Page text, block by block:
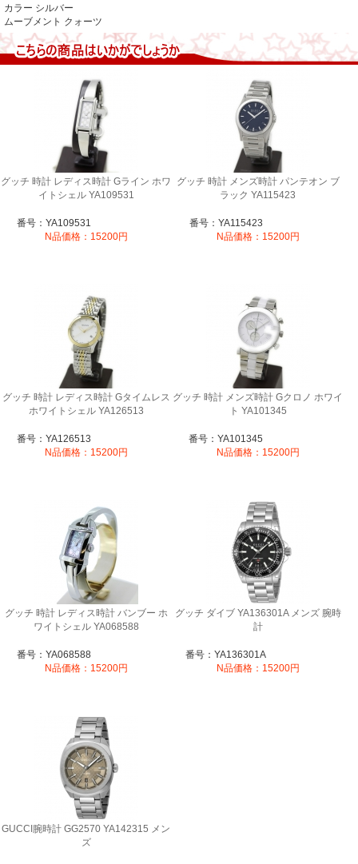
カラー シルバー
ムーブメント クォーツ
グッチ 時計 レディス時計 Gライン ホワ
イトシェル YA109531
番号：YA109531
N品価格：15200円
グッチ 時計 メンズ時計 パンテオン ブ
ラック YA115423
番号：YA115423
N品価格：15200円
グッチ 時計 レディス時計 Gタイムレス
ホワイトシェル YA126513
番号：YA126513
N品価格：15200円
グッチ 時計 メンズ時計 Gクロノ ホワイ
ト YA101345
番号：YA101345
N品価格：15200円
グッチ 時計 レディス時計 バンブー ホ
ワイトシェル YA068588
番号：YA068588
N品価格：15200円
グッチ ダイブ YA136301A メンズ 腕時
計
番号：YA136301A
N品価格：15200円
GUCCI腕時計 GG2570 YA142315 メン
ズ